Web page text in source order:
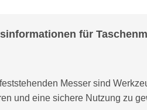
für
Messer sind
und eine sichere Nutzung zu